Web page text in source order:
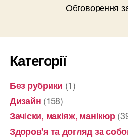
Обговорення
Категорії
Без рубрики (1)
Дизайн (158)
Зачіски, макіяж, манікюр
Здоров'я та догляд за